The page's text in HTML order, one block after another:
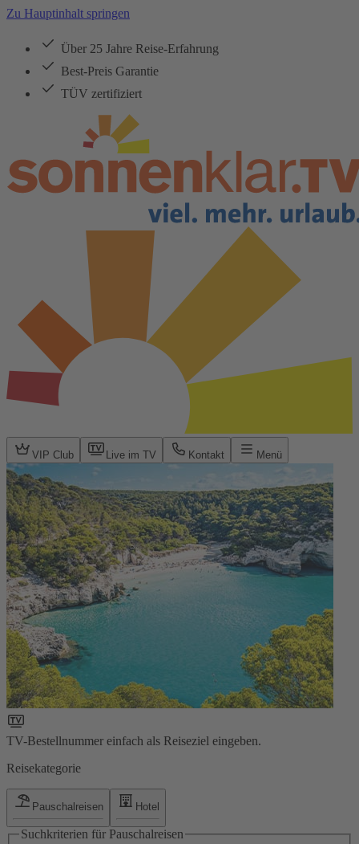
Zu Hauptinhalt springen
Über 25 Jahre Reise-Erfahrung
Best-Preis Garantie
TÜV zertifiziert
VIP Club Live im TV Kontakt Menü
TV-Bestellnummer einfach als Reiseziel eingeben.
Reisekategorie
Pauschalreisen Hotel
Suchkriterien für Pauschalreisen